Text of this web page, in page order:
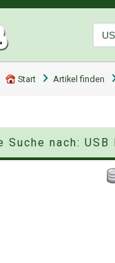
Start Artikel finden
nach: